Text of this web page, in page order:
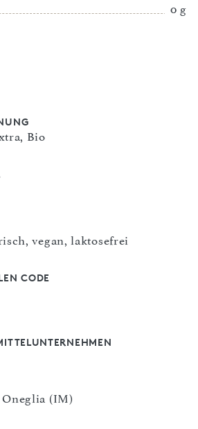
0 g
Bio
vegan, laktosefrei
CODE
Oneglia (IM)